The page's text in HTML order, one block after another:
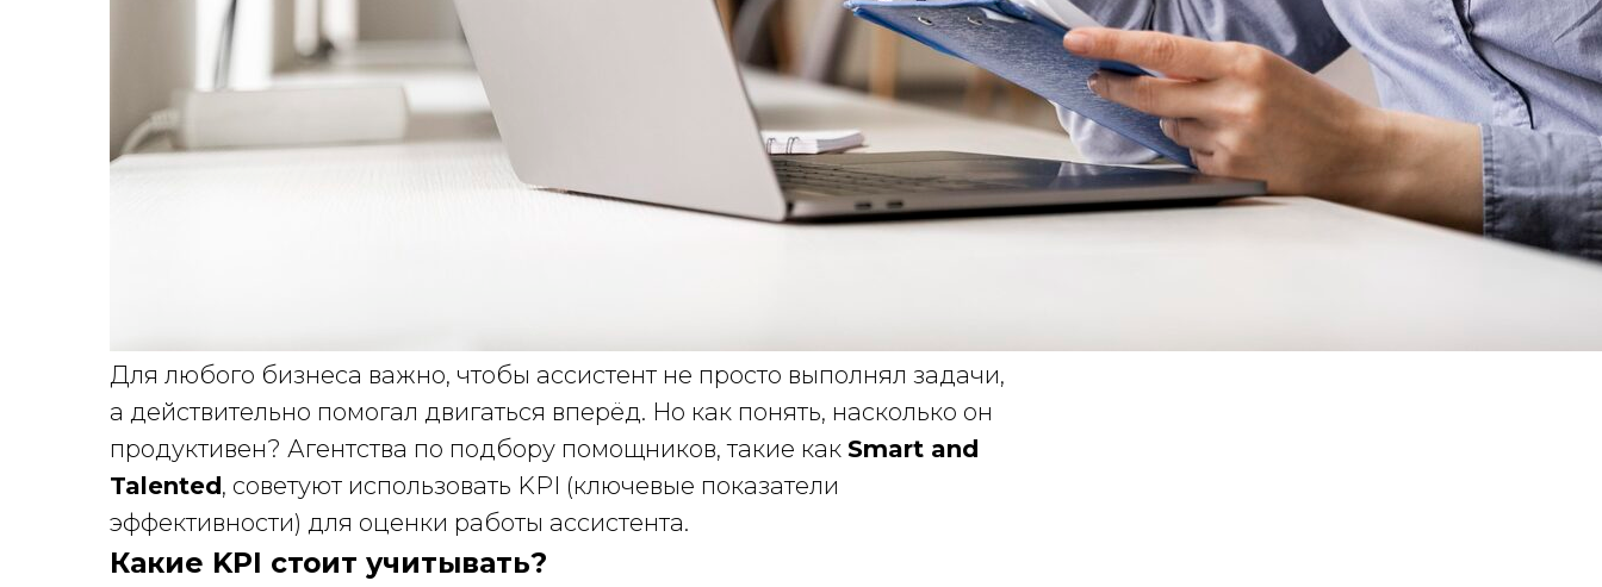
Для любого бизнеса важно, чтобы ассистент не просто выполнял задачи,
а действительно помогал двигаться вперёд. Но как понять, насколько он
продуктивен? Агентства по подбору помощников, такие как Smart and
Talented, советуют использовать KPI (ключевые показатели
эффективности) для оценки работы ассистента.
Какие KPI стоит учитывать?